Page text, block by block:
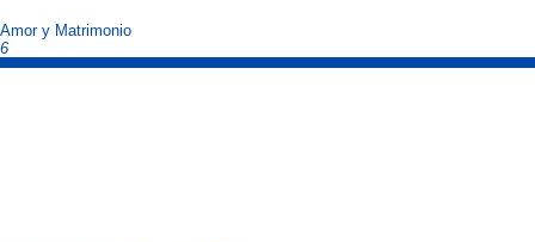
Amor y Matrimonio
6